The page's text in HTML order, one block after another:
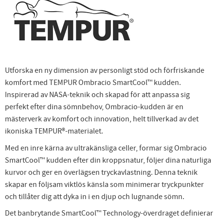
Utforska en ny dimension av personligt stöd och förfriskande
komfort med TEMPUR Ombracio SmartCool™ kudden.
Inspirerad av NASA-teknik och skapad för att anpassa sig
perfekt efter dina sömnbehov, Ombracio-kudden är en
mästerverk av komfort och innovation, helt tillverkad av det
ikoniska TEMPUR®-materialet.
Med en inre kärna av ultrakänsliga celler, formar sig Ombracio
SmartCool™ kudden efter din kroppsnatur, följer dina naturliga
kurvor och ger en överlägsen tryckavlastning. Denna teknik
skapar en följsam viktlös känsla som minimerar tryckpunkter
och tillåter dig att dyka in i en djup och lugnande sömn.
Det banbrytande SmartCool™ Technology-överdraget definierar